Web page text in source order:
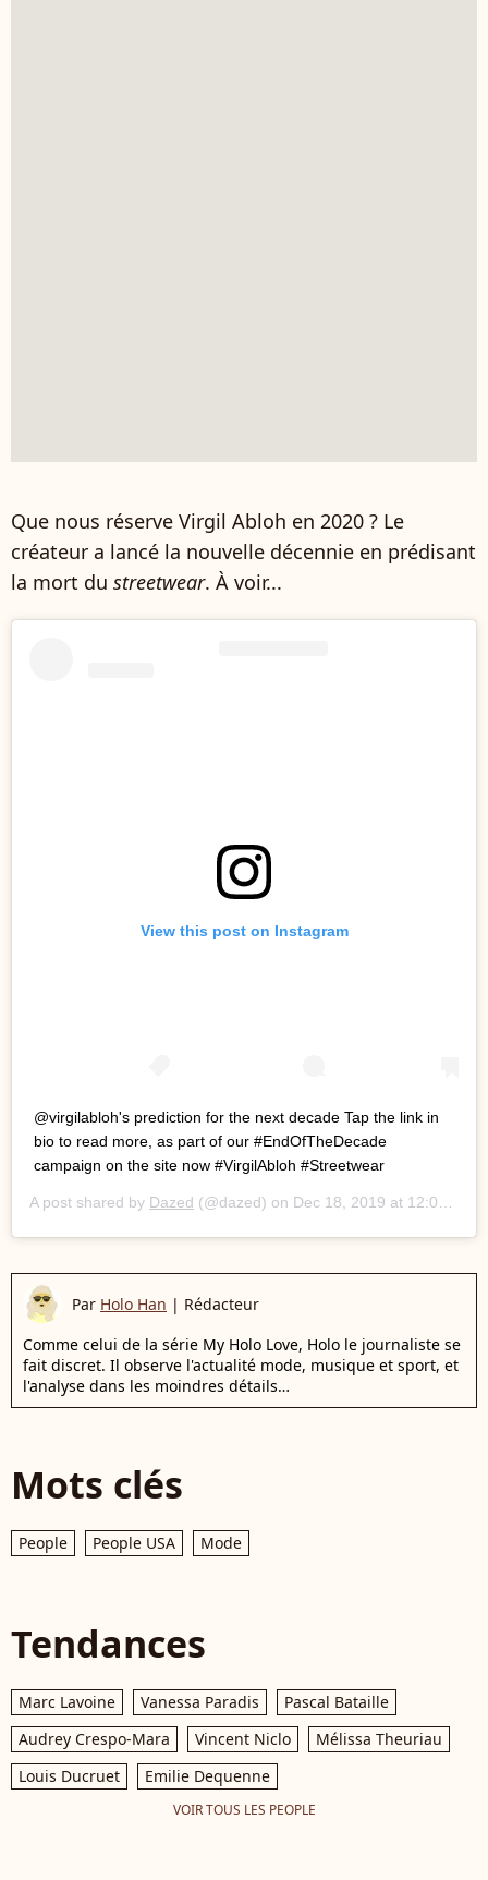
Que nous réserve Virgil Abloh en 2020 ? Le
créateur a lancé la nouvelle décennie en prédisant
la mort du streetwear. À voir...
View this post on Instagram
@virgilabloh's prediction for the next decade Tap the link in
bio to read more, as part of our #EndOfTheDecade
campaign on the site now #VirgilAbloh #Streetwear
A post shared by Dazed (@dazed) on Dec 18, 2019 at 12:01am PST
Par Holo Han | Rédacteur
Comme celui de la série My Holo Love, Holo le journaliste se
fait discret. Il observe l'actualité mode, musique et sport, et
l'analyse dans les moindres détails…
Mots clés
People People USA Mode
Tendances
Marc Lavoine Vanessa Paradis
Pascal Bataille
Audrey Crespo-Mara
Vincent Niclo
Mélissa Theuriau
Louis Ducruet
Emilie Dequenne
VOIR TOUS LES PEOPLE